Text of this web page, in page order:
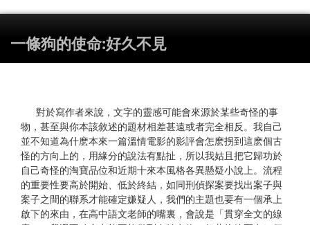
一條狗的使命:好久不見
對於寫作者來說，文字的靈感可能會來源於某些奇怪的事
物，甚至與你本該敘述的題材相差甚遠或者完全相反。我自己
並不知道為什麽本來一篇溫情電影的影評會怎麽拐到這麽個古
怪的方向上的，用緣分的說法有點扯，所以我姑且把它歸功於
自己奇怪的淘寶品位和近期十來本風格各異懸疑小說上。流程
的重要性要高於開始、低於終結，如同刑偵探案要找出案子與
案子之間的聯系才能確定嫌疑人，我們的主題也要有一個承上
啟下的來由，在高中語文老師的嘴裏，會說是「貫穿全文的線